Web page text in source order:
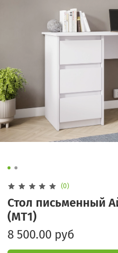
(0)
Стол письменный
(МТ1)
8 500.00 руб